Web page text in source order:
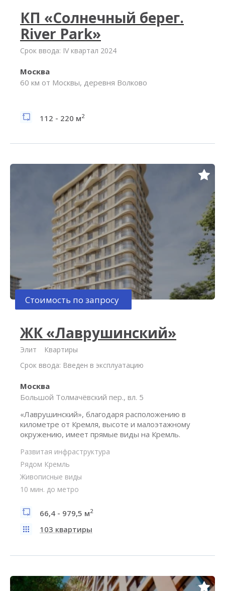
КП «Солнечный берег.
River Park»
Срок ввода: IV квартал 2024
Москва
60 км от Москвы, деревня Волково
112 - 220 м2
Стоимость по запросу
ЖК «Лаврушинский»
Элит
Квартиры
Срок ввода: Введен в эксплуатацию
Москва
Большой Толмачёвский пер., вл. 5
«Лаврушинский», благодаря расположению в
километре от Кремля, высоте и малоэтажному
окружению, имеет прямые виды на Кремль.
Развитая инфраструктура
Рядом Кремль
Живописные виды
10 мин. до метро
66,4 - 979,5 м2
103 квартиры